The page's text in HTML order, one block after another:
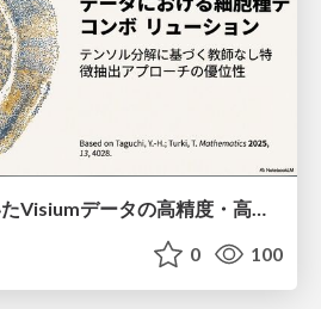
テンソル分解を用いたVisiumデータの高精度・高速デコンボリューション手法
0 100